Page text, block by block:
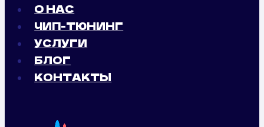
О НАС
ЧИП-ТЮНИНГ
УСЛУГИ
БЛОГ
КОНТАКТЫ